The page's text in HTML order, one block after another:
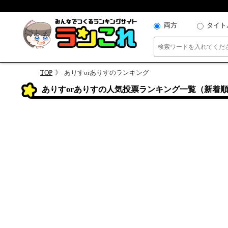
両方 タイト
TOP ありすorありすのランキング
ありすorありすの人気投票ランキング一覧（新着順